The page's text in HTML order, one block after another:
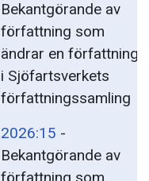
Bekantgörande av
författning som
ändrar en författning
i Sjöfartsverkets
författningssamling
2026:15 -
Bekantgörande av
författning som